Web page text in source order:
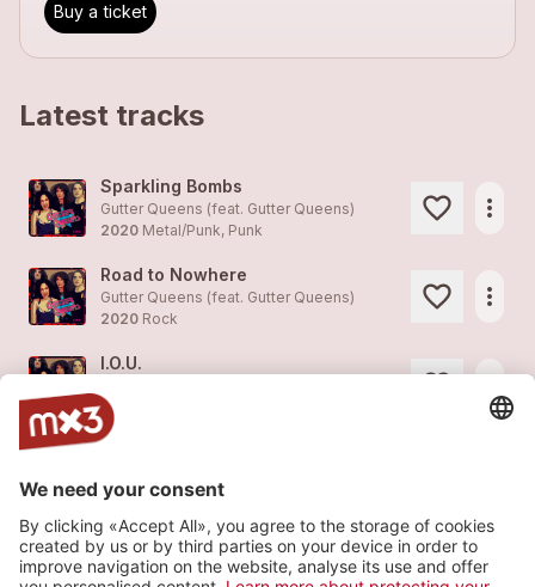
Buy a ticket
Latest tracks
Sparkling Bombs
Gutter Queens (feat. Gutter Queens)
2020 Metal/Punk, Punk
more_horiz
Road to Nowhere
Gutter Queens (feat. Gutter Queens)
2020 Rock
more_horiz
I.O.U.
2020
2020Metal/Punk, Punk
Hot in Hollywood
Gutter Queens (feat.Gutter Queens)
more_horiz